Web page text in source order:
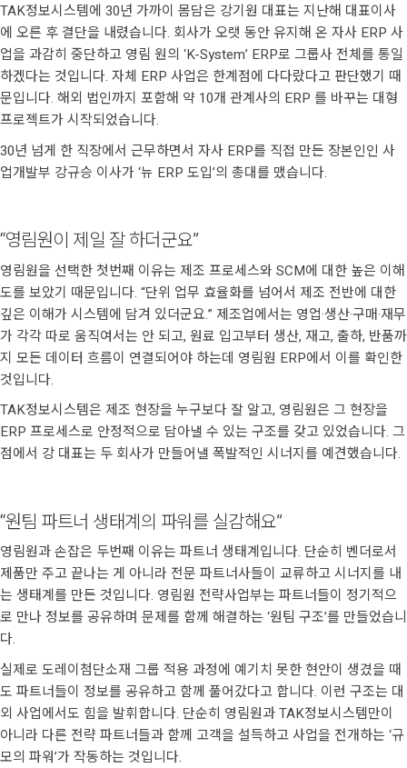
TAK정보시스템에 30년 가까이 몸담은 강기원 대표는 지난해 대표이사
에 오른 후 결단을 내렸습니다. 회사가 오랫 동안 유지해 온 자사 ERP 사
업을 과감히 중단하고 영림 원의 ‘K-System’ ERP로 그룹사 전체를 통일
하겠다는 것입니다. 자체 ERP 사업은 한계점에 다다랐다고 판단했기 때
문입니다. 해외 법인까지 포함해 약 10개 관계사의 ERP 를 바꾸는 대형
프로젝트가 시작되었습니다.
30년 넘게 한 직장에서 근무하면서 자사 ERP를 직접 만든 장본인인 사
업개발부 강규승 이사가 ‘뉴 ERP 도입’의 총대를 맸습니다.
“영림원이 제일 잘 하더군요”
영림원을 선택한 첫번째 이유는 제조 프로세스와 SCM에 대한 높은 이해
도를 보았기 때문입니다. “단위 업무 효율화를 넘어서 제조 전반에 대한
깊은 이해가 시스템에 담겨 있더군요.” 제조업에서는 영업·생산·구매·재무
가 각각 따로 움직여서는 안 되고, 원료 입고부터 생산, 재고, 출하, 반품까
지 모든 데이터 흐름이 연결되어야 하는데 영림원 ERP에서 이를 확인한
것입니다.
TAK정보시스템은 제조 현장을 누구보다 잘 알고, 영림원은 그 현장을
ERP 프로세스로 안정적으로 담아낼 수 있는 구조를 갖고 있었습니다. 그
점에서 강 대표는 두 회사가 만들어낼 폭발적인 시너지를 예견했습니다.
“원팀 파트너 생태계의 파워를 실감해요”
영림원과 손잡은 두번째 이유는 파트너 생태계입니다. 단순히 벤더로서
제품만 주고 끝나는 게 아니라 전문 파트너사들이 교류하고 시너지를 내
는 생태계를 만든 것입니다. 영림원 전략사업부는 파트너들이 정기적으
로 만나 정보를 공유하며 문제를 함께 해결하는 ‘원팀 구조’를 만들었습니
다.
실제로 도레이첨단소재 그룹 적용 과정에 예기치 못한 현안이 생겼을 때
도 파트너들이 정보를 공유하고 함께 풀어갔다고 합니다. 이런 구조는 대
외 사업에서도 힘을 발휘합니다. 단순히 영림원과 TAK정보시스템만이
아니라 다른 전략 파트너들과 함께 고객을 설득하고 사업을 전개하는 ‘규
모의 파워’가 작동하는 것입니다.